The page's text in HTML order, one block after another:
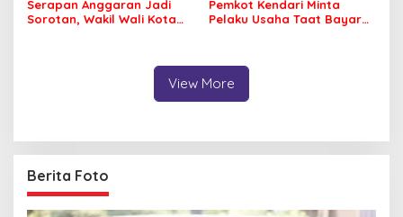
Serapan Anggaran Jadi
Sorotan, Wakil Wali Kota
Pemkot Kendari Minta
Pelaku Usaha Taat Bayar
View More
Berita Foto